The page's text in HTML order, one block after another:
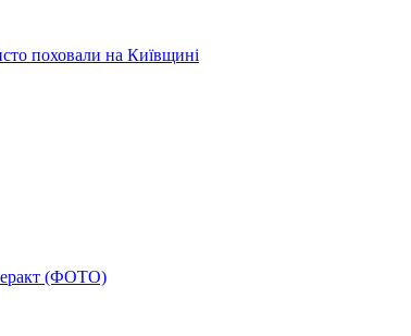
поховали на Київщині
(ФОТО)